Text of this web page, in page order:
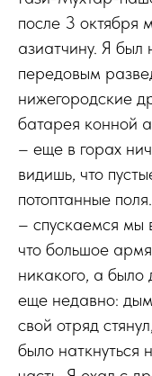
после 3 октября
азиатчину. Я
передовым
нижегородские
батарея конной
– еще в горах
видишь, что
потоптанные
– спускаемся мы
что большое
никакого, а было
еще недавно:
свой отряд
было наткнуться